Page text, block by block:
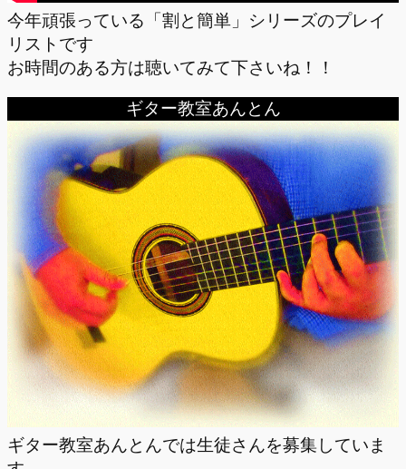
今年頑張っている「割と簡単」シリーズのプレイ
リストです
お時間のある方は聴いてみて下さいね！！
ギター教室あんとん
ギター教室あんとんでは生徒さんを募集していま